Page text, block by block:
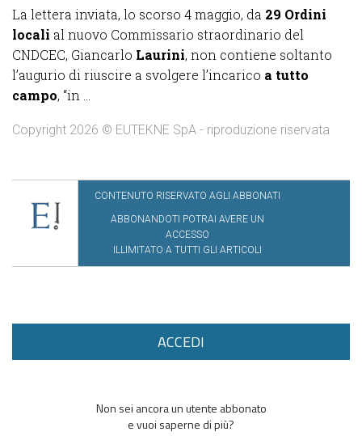
La lettera inviata, lo scorso 4 maggio, da 29 Ordini
locali al nuovo Commissario straordinario del
CNDCEC, Giancarlo Laurini, non contiene soltanto
l’augurio di riuscire a svolgere l’incarico a tutto
campo, “in ...
Copyright 2026 © EUTEKNE SpA - riproduzione riservata
CONTENUTO RISERVATO AGLI ABBONATI
ABBONANDOTI POTRAI AVERE UN
ACCESSO
ILLIMITATO A TUTTI GLI ARTICOLI
ACCEDI
Non sei ancora un utente abbonato
e vuoi saperne di più?